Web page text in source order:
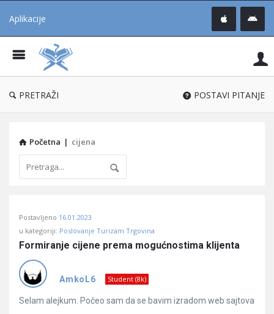
Aplikacije
®
PRETRAŽI POSTAVI PITANJE
Početna | cijena
Učene
Latest
Pitanja
Postavljeno 16.01.2023
u kategoriji: Poslovanje Turizam Trgovina
Formiranje cijene prema mogućnostima klijenta
AmkoL6 Student (8k)
Selam alejkum. Počeo sam da se bavim izradom web sajtova